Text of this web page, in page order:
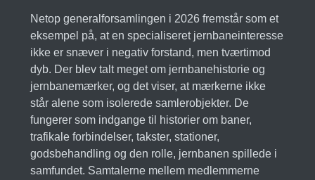
Netop generalforsamlingen i 2026 fremstår som et
eksempel på, at en specialiseret jernbaneinteresse
ikke er snæver i negativ forstand, men tværtimod
dyb. Der blev talt meget om jernbanehistorie og
jernbanemærker, og det viser, at mærkerne ikke
står alene som isolerede samlerobjekter. De
fungerer som indgange til historier om baner,
trafikale forbindelser, takster, stationer,
godsbehandling og den rolle, jernbanen spillede i
samfundet. Samtalerne mellem medlemmerne